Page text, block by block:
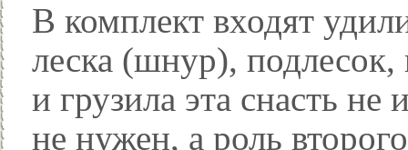
В комплект входят
леска (шнур),
и грузила эта снасть
не нужен, а роль